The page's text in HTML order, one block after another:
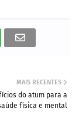
MAIS RECENTES
do atum para a
física e mental